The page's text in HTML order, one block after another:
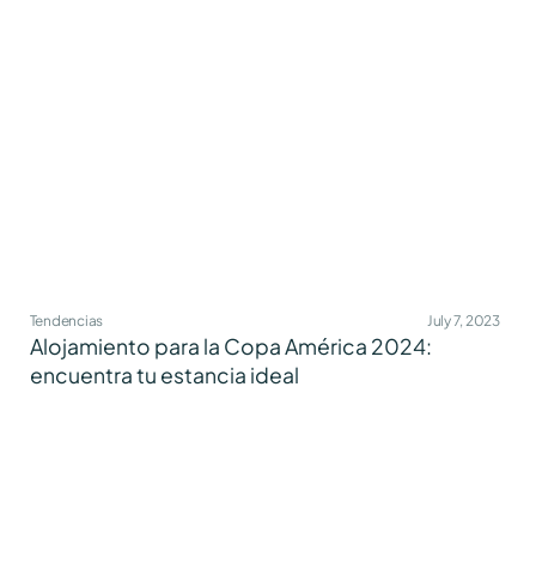
Tendencias July 7, 2023
Alojamiento para la Copa América 2024:
encuentra tu estancia ideal